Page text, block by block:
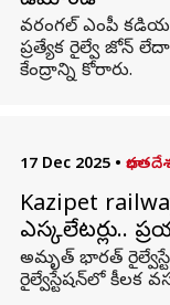
వరంగల్‌ ఎంపీ
ప్రత్యేక రైల్వే జోన్
కేంద్రాన్ని కోరారు.
17 Dec 2025 •
Kazipet
ఎస్కలేటర్లు..
అమృత్‌ భారత్‌
రైల్వేస్టేషన్‌లో కీలక